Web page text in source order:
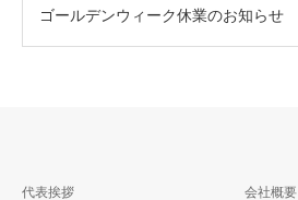
ゴールデンウィーク休業のお知らせ
代表挨拶 会社概要